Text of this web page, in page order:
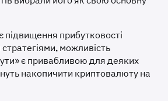
підвищення прибутковості
можливість
є привабливою для деяких
накопичити криптовалюту на